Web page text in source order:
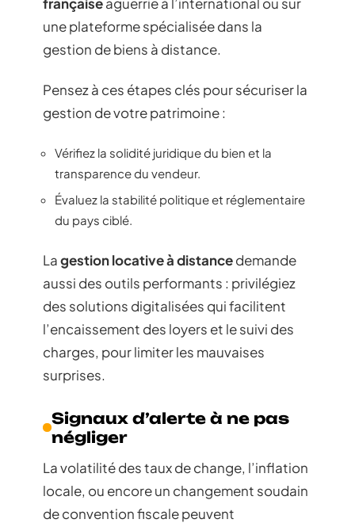
une plateforme spécialisée dans la
gestion de biens à distance.
Pensez à ces étapes clés pour sécuriser la
gestion de votre patrimoine :
Vérifiez la solidité juridique du bien et la
transparence du vendeur.
Évaluez la stabilité politique et réglementaire
du pays ciblé.
Lagestion locative à distancedemande
aussi des outils performants : privilégiez
des solutions digitalisées qui facilitent
l’encaissement des loyers et le suivi des
charges, pour limiter les mauvaises
surprises.
Signaux d’alerte à ne pas
négliger
La volatilité des taux de change, l’inflation
locale, ou encore un changement soudain
de convention fiscale peuvent